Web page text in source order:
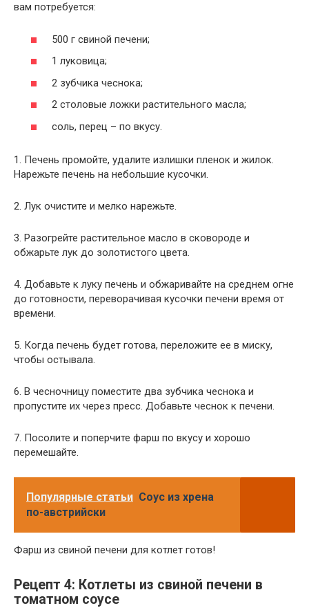
вам потребуется:
500 г свиной печени;
1 луковица;
2 зубчика чеснока;
2 столовые ложки растительного масла;
соль, перец – по вкусу.
1. Печень промойте, удалите излишки пленок и жилок.
Нарежьте печень на небольшие кусочки.
2. Лук очистите и мелко нарежьте.
3. Разогрейте растительное масло в сковороде и
обжарьте лук до золотистого цвета.
4. Добавьте к луку печень и обжаривайте на среднем огне
до готовности, переворачивая кусочки печени время от
времени.
5. Когда печень будет готова, переложите ее в миску,
чтобы остывала.
6. В чесночницу поместите два зубчика чеснока и
пропустите их через пресс. Добавьте чеснок к печени.
7. Посолите и поперчите фарш по вкусу и хорошо
перемешайте.
Популярные статьи Соус из хрена
по-австрийски
Фарш из свиной печени для котлет готов!
Рецепт 4: Котлеты из свиной печени в
томатном соусе